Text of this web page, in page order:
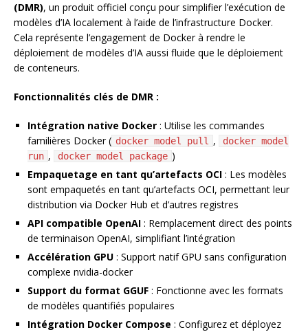
(DMR), un produit officiel conçu pour simplifier l’exécution de
modèles d’IA localement à l’aide de l’infrastructure Docker.
Cela représente l’engagement de Docker à rendre le
déploiement de modèles d’IA aussi fluide que le déploiement
de conteneurs.
Fonctionnalités clés de DMR :
Intégration native Docker : Utilise les commandes
familières Docker ( docker model pull ,
docker model
run , docker model package )
Empaquetage en tant qu’artefacts OCI : Les modèles
sont empaquetés en tant qu’artefacts OCI, permettant leur
distribution via Docker Hub et d’autres registres
API compatible OpenAI : Remplacement direct des points
de terminaison OpenAI, simplifiant l’intégration
Accélération GPU : Support natif GPU sans configuration
complexe nvidia-docker
Support du format GGUF : Fonctionne avec les formats
de modèles quantifiés populaires
Intégration Docker Compose : Configurez et déployez